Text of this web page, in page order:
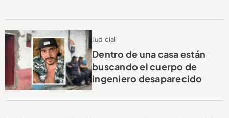
Judicial
Dentro de una casa están
buscando el cuerpo de
ingeniero desaparecido